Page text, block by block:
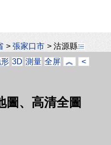
>張家口市 >沽源縣
3D 測量 全屏 ︽ <
圖、高清全圖